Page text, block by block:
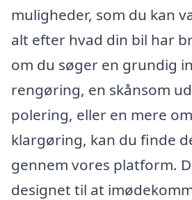
muligheder, som du kan
alt efter hvad din bil har
om du søger en grundig
rengøring, en skånsom
polering, eller en mere
klargøring, kan du finde
gennem vores platform.
designet til at